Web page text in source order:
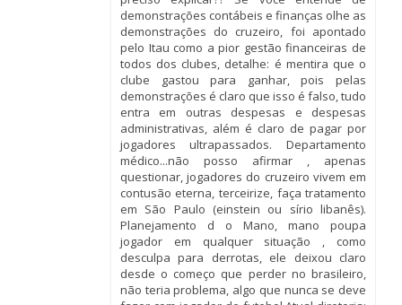
demonstrações contábeis e finanças olhe as
demonstrações do cruzeiro, foi apontado
pelo Itau como a pior gestão financeiras de
todos dos clubes, detalhe: é mentira que o
clube gastou para ganhar, pois pelas
demonstrações é claro que isso é falso, tudo
entra em outras despesas e despesas
administrativas, além é claro de pagar por
jogadores ultrapassados. Departamento
médico...não posso afirmar , apenas
questionar, jogadores do cruzeiro vivem em
contusão eterna, terceirize, faça tratamento
em São Paulo (einstein ou sírio libanês).
Planejamento d o Mano, mano poupa
jogador em qualquer situação , como
desculpa para derrotas, ele deixou claro
desde o começo que perder no brasileiro,
não teria problema, algo que nunca se deve